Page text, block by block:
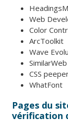
Web
Color
ArcToolkit
Wave
SimilarWeb
CSS
WhatFont
Pages du
vérification